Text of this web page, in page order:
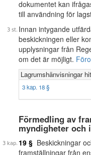
dokumentet kan
till användning för
Innan intygande
beskickningen eller
upplysningar från
om det är möjligt.
Lagrumshänvisningar hit
3 kap. 18 §
Förmedling av
myndigheter och
19 § Beskickningar
framställningar från